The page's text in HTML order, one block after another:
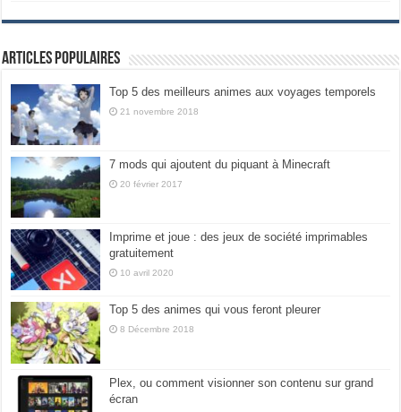
Articles populaires
Top 5 des meilleurs animes aux voyages temporels
21 novembre 2018
7 mods qui ajoutent du piquant à Minecraft
20 février 2017
Imprime et joue : des jeux de société imprimables
gratuitement
10 avril 2020
Top 5 des animes qui vous feront pleurer
8 Décembre 2018
Plex, ou comment visionner son contenu sur grand
écran